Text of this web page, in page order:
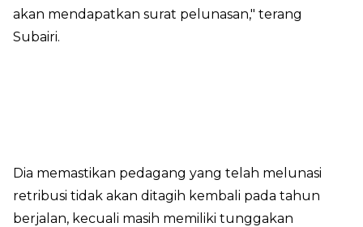
akan mendapatkan surat pelunasan," terang
Subairi.
Dia memastikan pedagang yang telah melunasi
retribusi tidak akan ditagih kembali pada tahun
berjalan, kecuali masih memiliki tunggakan